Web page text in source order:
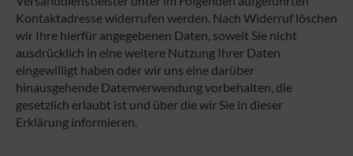
Kontaktadresse widerrufen werden. Nach Widerruf löschen
wir Ihre hierfür angegebenen Daten, soweit Sie nicht
ausdrücklich in eine weitere Nutzung Ihrer Daten
eingewilligt haben oder wir uns eine darüber
hinausgehende Datenverwendung vorbehalten, die
gesetzlich erlaubt ist und über die wir Sie in dieser
Erklärung informieren.